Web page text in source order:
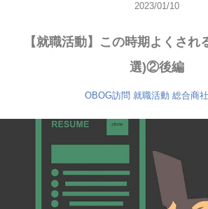
2023/01/10
【就職活動】この時期よくされ
選)②後編
OBOG訪問 就職活動 総合商社